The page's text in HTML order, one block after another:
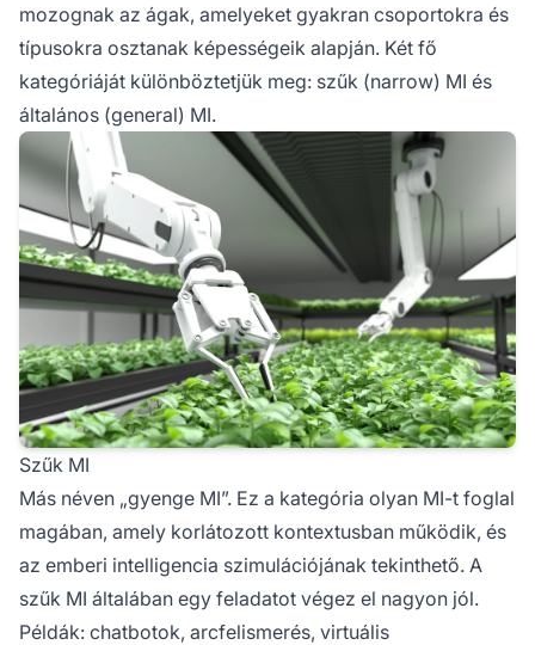
mozognak az ágak, amelyeket gyakran csoportokra és
típusokra osztanak képességeik alapján. Két fő
kategóriáját különböztetjük meg: szűk (narrow) MI és
általános (general) MI.
Szűk MI
Más néven „gyenge MI”. Ez a kategória olyan MI-t foglal
magában, amely korlátozott kontextusban működik, és
az emberi intelligencia szimulációjának tekinthető. A
szűk MI általában egy feladatot végez el nagyon jól.
Példák: chatbotok, arcfelismerés, virtuális